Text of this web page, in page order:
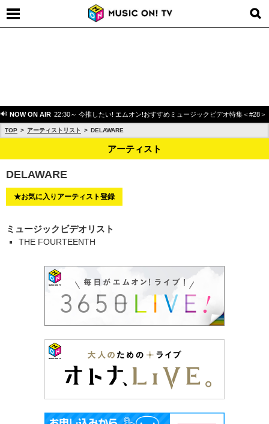
NOW ON AIR 22:30～ 今推したい! エムオン!おすすめミュージックビデオ特集＜#28＞
TOP アーティストリスト DELAWARE
アーティスト
DELAWARE
★お気に入りアーティスト登録
ミュージックビデオリスト
THE FOURTEENTH